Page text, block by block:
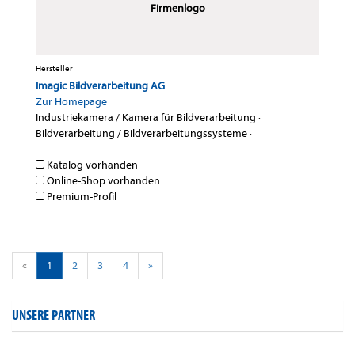
Firmenlogo
Hersteller
Imagic Bildverarbeitung AG
Zur Homepage
Industriekamera / Kamera für Bildverarbeitung ·
Bildverarbeitung / Bildverarbeitungssysteme·
Katalog vorhanden
Online-Shop vorhanden
Premium-Profil
« 1 2 3 4 »
UNSERE PARTNER